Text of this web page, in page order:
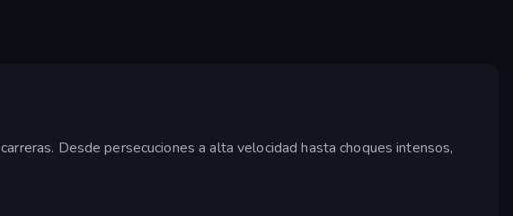
Desde persecuciones a alta velocidad hasta choques intensos,